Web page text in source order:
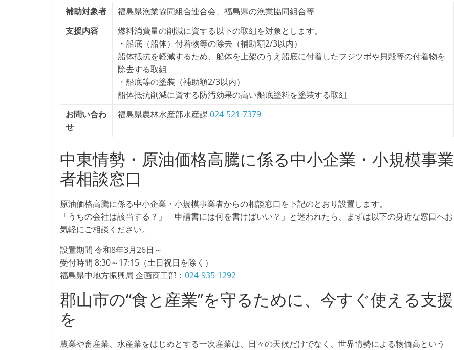
補助対象者
福島県漁業協同組合連合会、福島県の漁業協同組合等
支援内容
燃料消費量の削減に資する以下の取組を対象とします。
・船底（船体）付着物等の除去（補助額2/3以内）
船体抵抗を軽減するため、船体を上架のうえ船底に付着したフジツボや貝殻等の付着物を
除去する取組
・船底等の塗装（補助額2/3以内）
船体抵抗削減に資する防汚効果の高い船底塗料を塗装する取組
お問い合わ
せ
福島県農林水産部水産課 024-521-7379
中東情勢・原油価格高騰に係る中小企業・小規模事業
者相談窓口
原油価格高騰に係る中小企業・小規模事業者からの相談窓口を下記のとおり設置します。
「うちの会社は該当する？」「申請書には何を書けばいい？」と迷われたら、まずは以下の身近な窓口へお
気軽にご相談ください。
設置期間 令和8年3月26日～
受付時間 8:30～17:15（土日祝日を除く）
福島県中地方振興局 企画商工部： 024-935-1292
郡山市の“食と産業”を守るために、今すぐ使える支援
を
農業や畜産業、水産業をはじめとする一次産業は、日々の天候だけでなく、世界情勢による物価高という